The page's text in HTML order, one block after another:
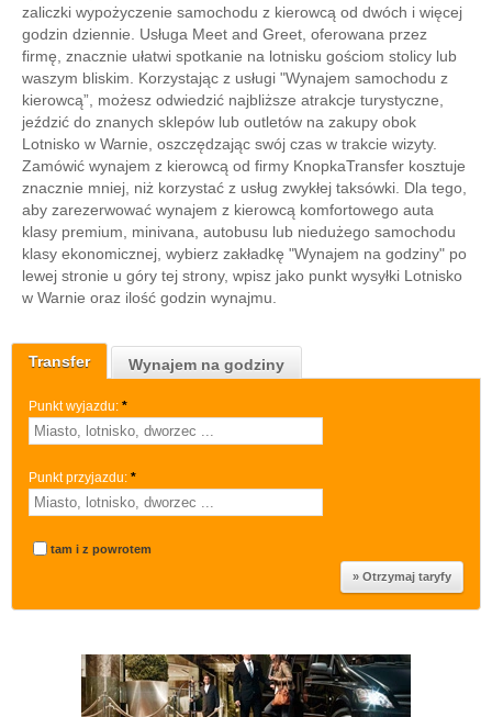
Transfer Wynajem na godziny
Punkt wyjazdu: *
Punkt przyjazdu: *
tam i z powrotem
zaliczki wypożyczenie samochodu z kierowcą od dwóch i więcej
godzin dziennie. Usługa Meet and Greet, oferowana przez
firmę, znacznie ułatwi spotkanie na lotnisku gościom stolicy lub
waszym bliskim. Korzystając z usługi "Wynajem samochodu z
kierowcą”, możesz odwiedzić najbliższe atrakcje turystyczne,
jeździć do znanych sklepów lub outletów na zakupy obok
Lotnisko w Warnie, oszczędzając swój czas w trakcie wizyty.
Zamówić wynajem z kierowcą od firmy KnopkaTransfer kosztuje
znacznie mniej, niż korzystać z usług zwykłej taksówki. Dla tego,
aby zarezerwować wynajem z kierowcą komfortowego auta
klasy premium, minivana, autobusu lub niedużego samochodu
klasy ekonomicznej, wybierz zakładkę "Wynajem na godziny" po
lewej stronie u góry tej strony, wpisz jako punkt wysyłki Lotnisko
w Warnie oraz ilość godzin wynajmu.